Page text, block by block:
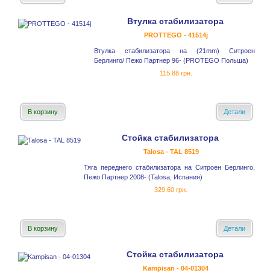
Втулка стабилизатора
PROTTEGO - 41514j
Втулка стабилизатора на (21mm) Ситроен
Берлинго/ Пежо Партнер 96- (PROTEGO Польша)
115.88 грн.
В корзину Детали
Стойка стабилизатора
Talosa - TAL 8519
Тяга переднего стабилизатора на Ситроен Берлинго,
Пежо Партнер 2008- (Talosa, Испания)
329.60 грн.
В корзину Детали
Стойка стабилизатора
Kampisan - 04-01304